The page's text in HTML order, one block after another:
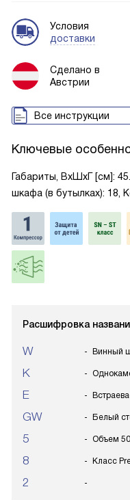
Условия
доставки
Сделано в
Австрии
Все инструкции
Ключевые
Габариты, ВxШxГ [см]:
шкафа (в бутылках): 18,
Расшифровка
W Винный
K
E
GW Белый
5 Объем
8 Класс
2